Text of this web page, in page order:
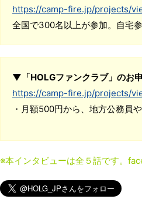
https://camp-fire.jp/projects/
全国で300名以上が参加。自宅
▼「HOLGファンクラブ」のお
https://camp-fire.jp/projects/
・月額500円から、地方公務員
※本インタビューは全５話です。